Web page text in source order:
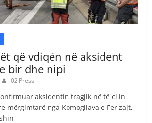
që vdiqën në aksident
bir dhe nipi
02 Press
aksidentin tragjik në të cilin
mërgimtarë nga Komogllava e Ferizajt,